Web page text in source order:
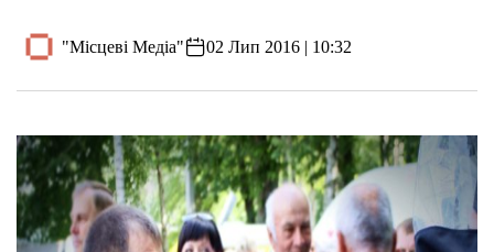
"Місцеві Медіа" 02 Лип 2016 | 10:32